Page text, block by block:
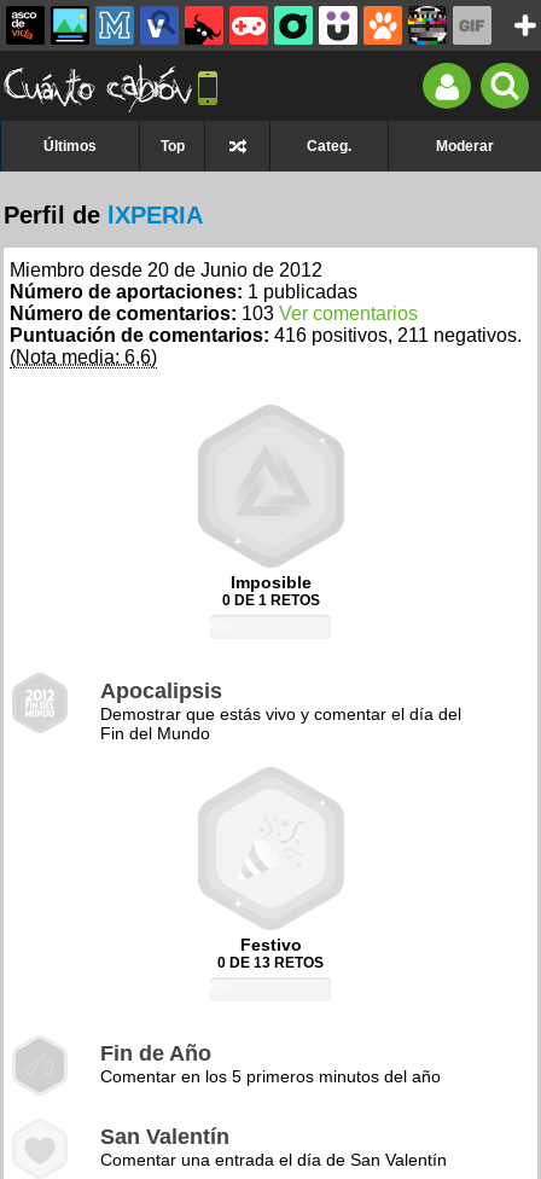
Últimos Top Categ. Moderar
Perfil de lXPERIA
Miembro desde 20 de Junio de 2012
Número de aportaciones: 1 publicadas
Número de comentarios: 103 Ver comentarios
Puntuación de comentarios: 416 positivos, 211 negativos.
(Nota media: 6,6)
Imposible
0 DE 1 RETOS
Apocalipsis
Demostrar que estás vivo y comentar el día del
Fin del Mundo
Festivo
0 DE 13 RETOS
Fin de Año
Comentar en los 5 primeros minutos del año
San Valentín
Comentar una entrada el día de San Valentín